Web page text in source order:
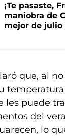
¡Te pasaste,
maniobra de
mejor de julio
que, al
les puede
del
lo